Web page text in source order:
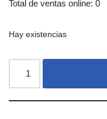
Total de ventas online: 0
Hay existencias